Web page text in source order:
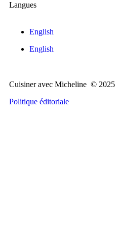
Langues
English
English
Cuisiner avec Micheline © 2025
Politique éditoriale